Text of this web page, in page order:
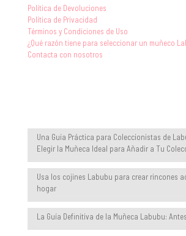
Política de Devoluciones
Política de Privacidad
Términos y Condiciones de Uso
¿Qué razón tiene para seleccionar un muñeco
Contacta con nosotros
Una Guía Práctica para Coleccionistas de
Elegir la Muñeca Ideal para Añadir a Tu
Usa los cojines Labubu para crear rincones
hogar
La Guía Definitiva de la Muñeca Labubu: